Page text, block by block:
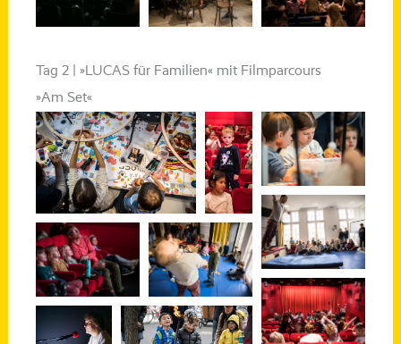
Tag 2 | »LUCAS für Familien« mit Filmparcours
»Am Set«